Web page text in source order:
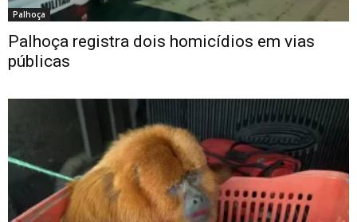
Palhoça
Palhoça registra dois homicídios em vias
públicas